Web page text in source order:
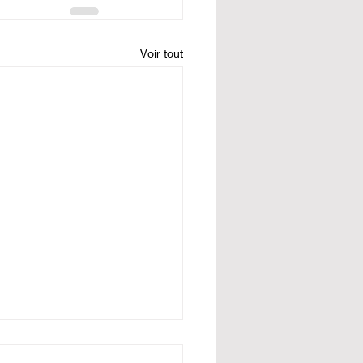
Voir tout